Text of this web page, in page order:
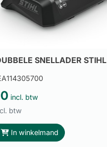
SNELLADER STIHL
incl. btw
btw
In winkelmand